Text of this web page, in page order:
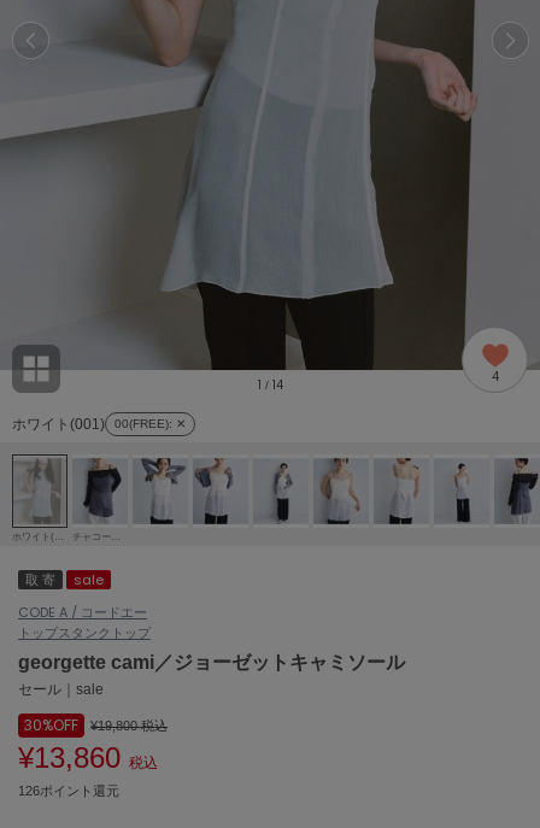
(1996)
ョン雑貨 (858)
/ランジェリー (127)
ェア (119)
(124)
ACYM
アシーム
Ame no chi Hare
アメノチハレ
AMOMMA
アモマ
アニュアンス
ànuke
アンヌーク
ASICS
アシックス
Ballelite
バレリット
ホワイト(001) 00(FREE): ✕
1 / 14 4
ホワイト(001) チャコールグレー(014)
取 寄
sale
CODE A / コードエー
トップスタンクトップ
georgette cami／ジョーゼットキャミソール
セール｜sale
30%OFF ¥19,800税込
¥13,860 税込
126ポイント還元